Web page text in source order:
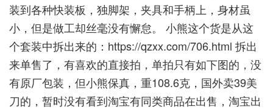
装到各种快装板，独脚架，夹具和手柄上，身材虽
小，但是做工却丝毫没有懈怠。 小熊这个货是从这
个套装中拆出来的： https://qzxx.com/706.html 拆出
来单售了，有喜欢的直接拍，单拍只有如下图的，没
有原厂包装，但小熊保真，重108.6克，国外卖39美
刀的，暂时没有看到淘宝有同类商品在出售，淘宝出